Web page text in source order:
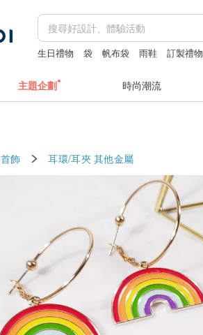
生日禮物 袋 帆布袋 雨鞋 訂製禮物
主題企劃 時尚潮流
首飾 耳環/耳夾 其他金屬